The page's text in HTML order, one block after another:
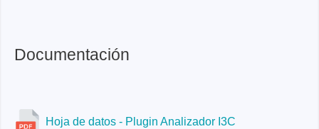
Documentación
Hoja de datos - Plugin Analizador I3C